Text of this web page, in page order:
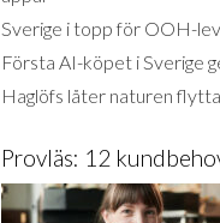
Sverige i topp för OOH-
Första AI-köpet i Sverige
Haglöfs låter naturen
Provläs: 12